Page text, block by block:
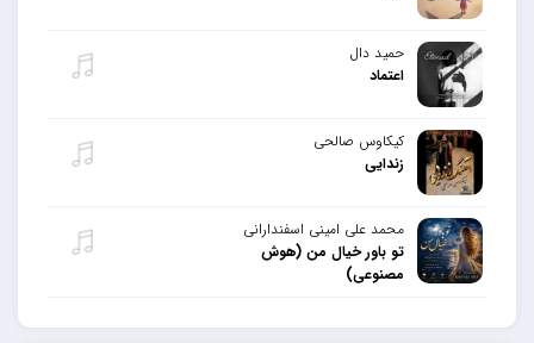
حمید دال
اعتماد
کیکاوس صالحی
زندایی
محمد علی امینی اسفندارانی
تو باور خیال من (هوش
مصنوعی)